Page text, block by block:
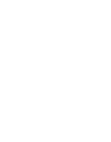
Fide muri
Fide Rahab
quia exceperat
Et quid adhuc
enarrantem de
David et Samuel
qui per fidem
iustitiam, adepti